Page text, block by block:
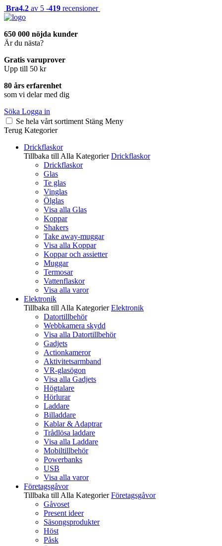
Bra4.2 av 5 -419 recensioner
650 000 nöjda kunder
Är du nästa?
Gratis varuprover
Upp till 50 kr
80 års erfarenhet
som vi delar med dig
Söka Logga in
Se hela vårt sortiment Stäng Meny
Terug Kategorier
Drickflaskor
Tillbaka till Alla Kategorier Drickflaskor
Drickflaskor
Glas
Te glas
Vinglas
Ölglas
Visa alla Glas
Koppar
Shakers
Take away-muggar
Visa alla Koppar
Koppar och assietter
Muggar
Termosar
Vattenflaskor
Visa alla varor
Elektronik
Tillbaka till Alla Kategorier Elektronik
Datortillbehör
Webbkamera skydd
Visa alla Datortillbehör
Gadjets
Actionkameror
Aktivitetsarmband
VR-glasögon
Visa alla Gadjets
Högtalare
Hörlurar
Laddare
Billaddare
Kablar & Adaptrar
Trådlösa laddare
Visa alla Laddare
Mobiltillbehör
Powerbanks
USB
Visa alla varor
Företagsgåvor
Tillbaka till Alla Kategorier Företagsgåvor
Gåvoset
Present ideer
Säsongsprodukter
Höst
Påsk